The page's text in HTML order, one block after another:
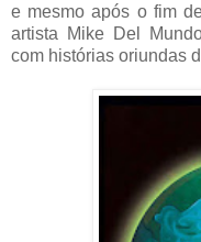
e mesmo após o fim
artista Mike Del
com histórias oriundas